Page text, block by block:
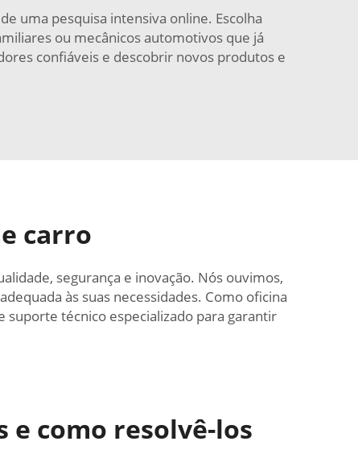
uma pesquisa intensiva online. Escolha
ou mecânicos automotivos que já
confiáveis e descobrir novos produtos e
carro
segurança e inovação. Nós ouvimos,
às suas necessidades. Como oficina
técnico especializado para garantir
e como resolvê-los